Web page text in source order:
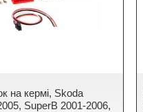
на кермі, Skoda
SuperB 2001-2006,